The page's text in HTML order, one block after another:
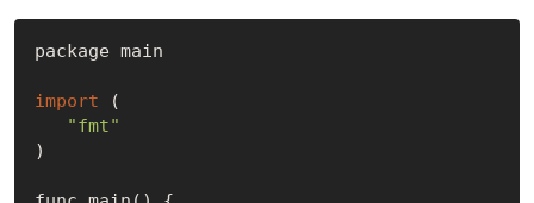
package main
import (
"fmt"
)